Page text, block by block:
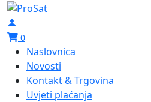
0
Naslovnica
Novosti
Kontakt & Trgovina
Uvjeti plaćanja